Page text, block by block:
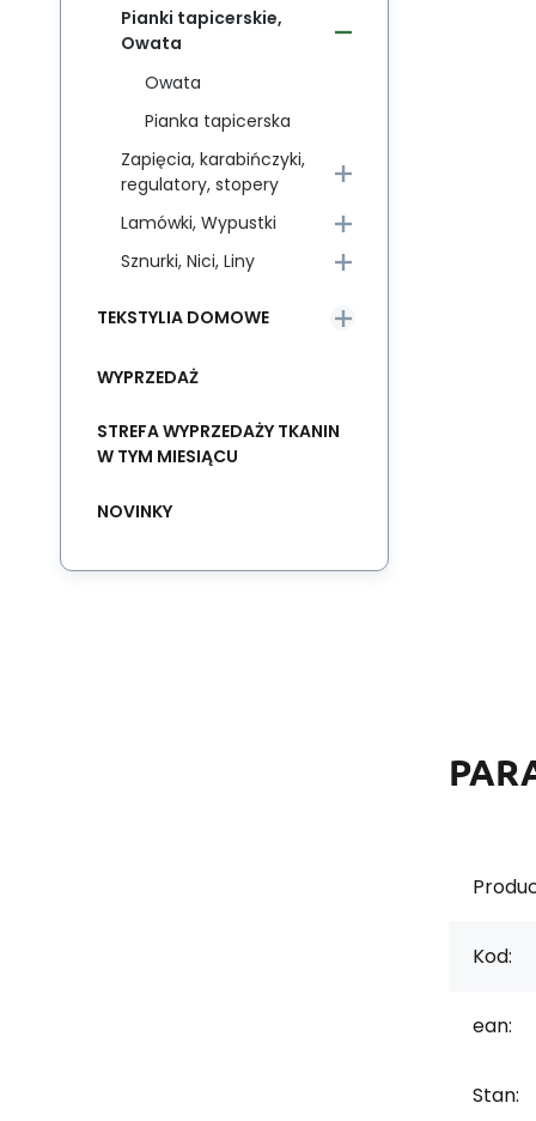
Kod:
ean:
Stan:
Pianki tapicerskie,
Owata
Owata
Pianka tapicerska
Zapięcia, karabińczyki,
regulatory, stopery
Lamówki, Wypustki
Sznurki, Nici, Liny
TEKSTYLIA DOMOWE
WYPRZEDAŻ
STREFA WYPRZEDAŻY TKANIN
W TYM MIESIĄCU
NOVINKY